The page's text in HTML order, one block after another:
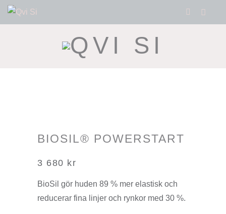
BIOSIL® POWERSTART
3 680 kr
BioSil gör huden 89 % mer elastisk och
reducerar fina linjer och rynkor med 30 %.